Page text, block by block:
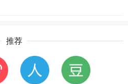
推荐